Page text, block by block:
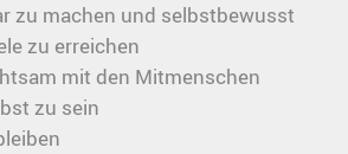
zu machen und selbstbewusst
zu erreichen
mit den Mitmenschen
zu sein